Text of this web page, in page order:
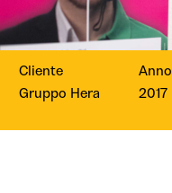
Cliente
Gruppo Hera
Anno
2017